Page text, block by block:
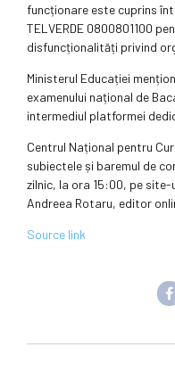
funcționare este cuprins
TELVERDE 0800801100
disfuncționalități privind
Ministerul Educației
examenului național de
intermediul platformei
Centrul Național pentru
subiectele și baremul de
zilnic, la ora 15:00, pe site-
Andreea Rotaru, editor
Source link